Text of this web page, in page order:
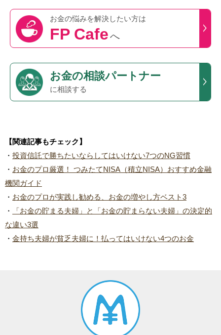
お金の悩みを解決したい方は
FP Cafeへ
お金の相談パートナー
に相談する
【関連記事もチェック】
・ 投資信託で勝ちたいならしてはいけない7つのNG習慣
・ お金のプロ厳選！ つみたてNISA（積立NISA）おすすめ金融
機関ガイド
・ お金のプロが実践し勧める、お金の増やし方ベスト3
・
「お金の貯まる夫婦」と「お金の貯まらない夫婦」の決定的
な違い3選
・ 金持ち夫婦が貧乏夫婦に！払ってはいけない4つのお金